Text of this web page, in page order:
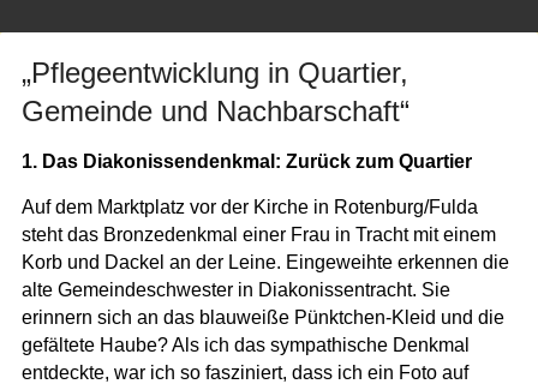
„Pflegeentwicklung in Quartier,
Gemeinde und Nachbarschaft“
1. Das Diakonissendenkmal: Zurück zum Quartier
Auf dem Marktplatz vor der Kirche in Rotenburg/Fulda
steht das Bronzedenkmal einer Frau in Tracht mit einem
Korb und Dackel an der Leine. Eingeweihte erkennen die
alte Gemeindeschwester in Diakonissentracht. Sie
erinnern sich an das blauweiße Pünktchen-Kleid und die
gefältete Haube? Als ich das sympathische Denkmal
entdeckte, war ich so fasziniert, dass ich ein Foto auf